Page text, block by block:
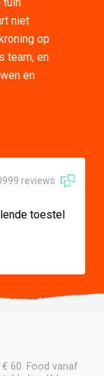
niet
op
team, en
en
reviews
toestel
60. Food vanaf